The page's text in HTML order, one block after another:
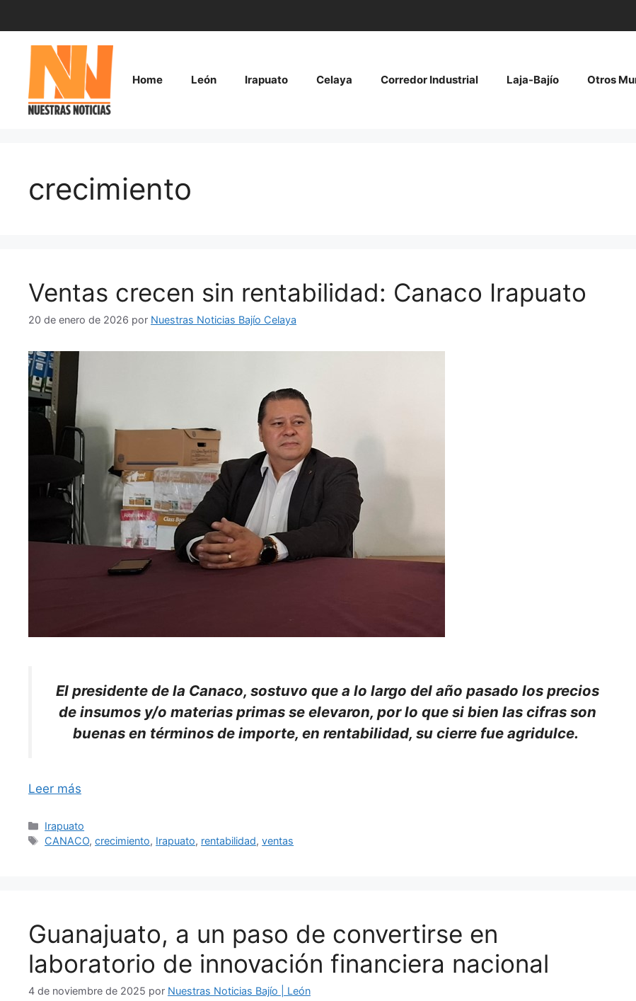
contenido
Home León Irapuato Celaya Corredor Industrial Laja-Bajío Otros
crecimiento
Ventas crecen sin rentabilidad: Canaco Irapuato
20 de enero de 2026 por Nuestras Noticias Bajío Celaya
El presidente de la Canaco, sostuvo que a lo largo del año pasado los precios
de insumos y/o materias primas se elevaron, por lo que si bien las cifras son
buenas en términos de importe, en rentabilidad, su cierre fue agridulce.
Leer más
Categorías
Irapuato
Etiquetas
CANACO,crecimiento, Irapuato, rentabilidad,ventas
Guanajuato, a un paso de convertirse en
laboratorio de innovación financiera nacional
4 de noviembre de 2025 por Nuestras Noticias Bajío | León